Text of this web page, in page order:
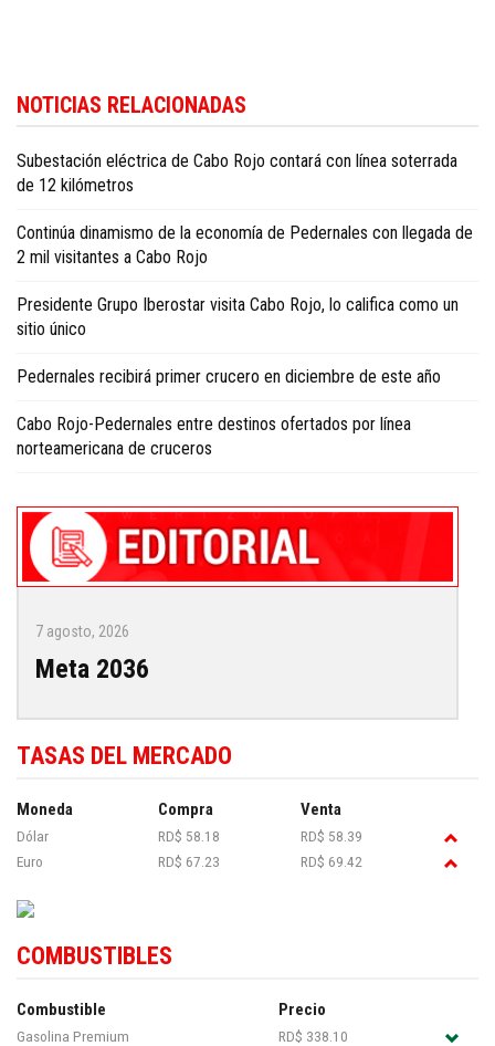
Republic politics news in English.
NOTICIAS RELACIONADAS
Subestación eléctrica de Cabo Rojo contará con línea soterrada
de 12 kilómetros
Continúa dinamismo de la economía de Pedernales con llegada de
2 mil visitantes a Cabo Rojo
Presidente Grupo Iberostar visita Cabo Rojo, lo califica como un
sitio único
Pedernales recibirá primer crucero en diciembre de este año
Cabo Rojo-Pedernales entre destinos ofertados por línea
norteamericana de cruceros
7 agosto, 2026
Meta 2036
TASAS DEL MERCADO
Moneda Compra Venta
Dólar RD$ 58.18
RD$ 58.39
Euro
RD$ 67.23 RD$ 69.42
COMBUSTIBLES
Combustible Precio
Gasolina Premium
RD$ 338.10